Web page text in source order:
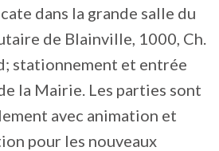
dans la grande salle du
de Blainville, 1000, Ch.
stationnement et entrée
la Mairie. Les parties sont
avec animation et
pour les nouveaux